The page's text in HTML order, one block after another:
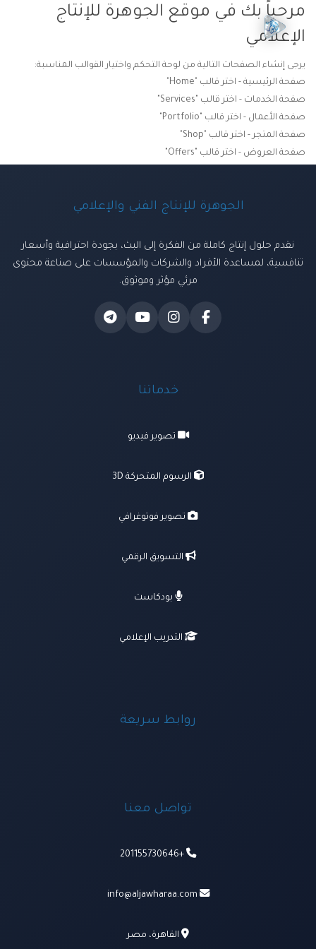
مرحباً بك في موقع الجوهرة للإنتاج
الإعلامي
يرجى إنشاء الصفحات التالية من لوحة التحكم واختيار القوالب المناسبة:
صفحة الرئيسية - اختر قالب "Home"
صفحة الخدمات - اختر قالب "Services"
صفحة الأعمال - اختر قالب "Portfolio"
صفحة المتجر - اختر قالب "Shop"
صفحة العروض - اختر قالب "Offers"
الجوهرة للإنتاج الفني والإعلامي
نقدم حلول إنتاج كاملة من الفكرة إلى البث، بجودة احترافية وأسعار
تنافسية، لمساعدة الأفراد والشركات والمؤسسات على صناعة محتوى
مرئي مؤثر وموثوق.
خدماتنا
تصوير فيديو
الرسوم المتحركة 3D
تصوير فوتوغرافي
التسويق الرقمي
بودكاست
التدريب الإعلامي
روابط سريعة
تواصل معنا
+201155730646
info@aljawharaa.com
القاهرة، مصر